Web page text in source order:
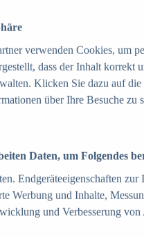
Report
des Umsatzes in
und weltweit
Online Shops in
Zahlungsverfahren in
im Online-Handel in
verwenden Cookies, um
dass der Inhalt korrekt
Klicken Sie dazu auf
über Ihre Besuche
Daten, um Folgendes
Endgeräteeigenschaften
Werbung und Inhalte,
und Verbesserung von